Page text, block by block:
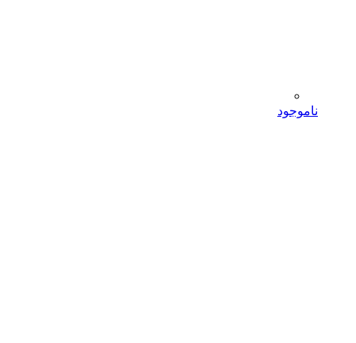
ناموجود